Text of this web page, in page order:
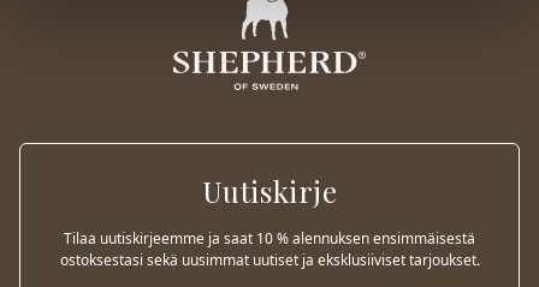
Uutiskirje
Tilaa uutiskirjeemme ja saat 10 % alennuksen ensimmäisestä
ostoksestasi sekä uusimmat uutiset ja eksklusiiviset tarjoukset.